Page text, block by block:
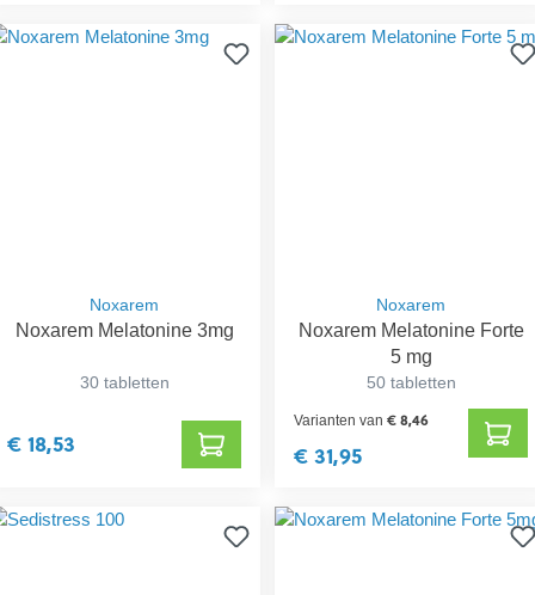
Noxarem
Noxarem Melatonine 3mg
30 tabletten
€ 18,53
Noxarem
Noxarem Melatonine Forte
5 mg
50 tabletten
Varianten van€ 8,46
€ 31,95